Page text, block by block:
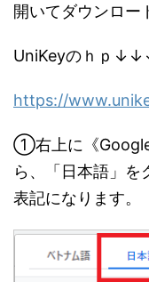
開いてダウンロー
UniKeyのｈｐ
https://
①右上に《
ら、「日本語」を
表記になります。